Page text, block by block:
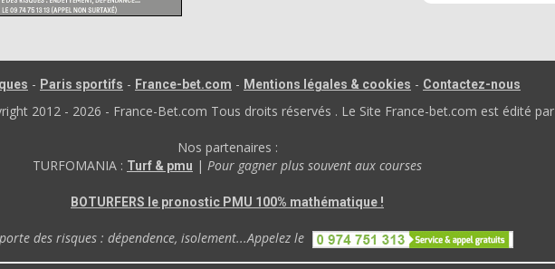
- Paris sportifs - France-bet.com - Mentions légales & cookies - Contactez-nous
2012 - 2026 - France-Bet.com Tous droits réservés . Le Site France-bet.com est édité par
Nos partenaires :
TURFOMANIA : Turf & pmu | Pour gagner plus souvent aux courses
BOTURFERS le pronostic PMU 100% mathématique !
des risques : dépendence, isolement...Appelez le